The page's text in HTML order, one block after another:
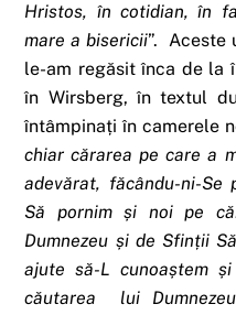
Hristos, în cotidian, în
mare a bisericii”. Aceste
le-am regăsit înca de la
în Wirsberg, în textul
întâmpinați în camerele
chiar cărarea pe care a
adevărat, făcându-ni-Se
Să pornim și noi pe
Dumnezeu și de Sfinții
ajute să-L cunoaștem
căutarea lui Dumnezeu